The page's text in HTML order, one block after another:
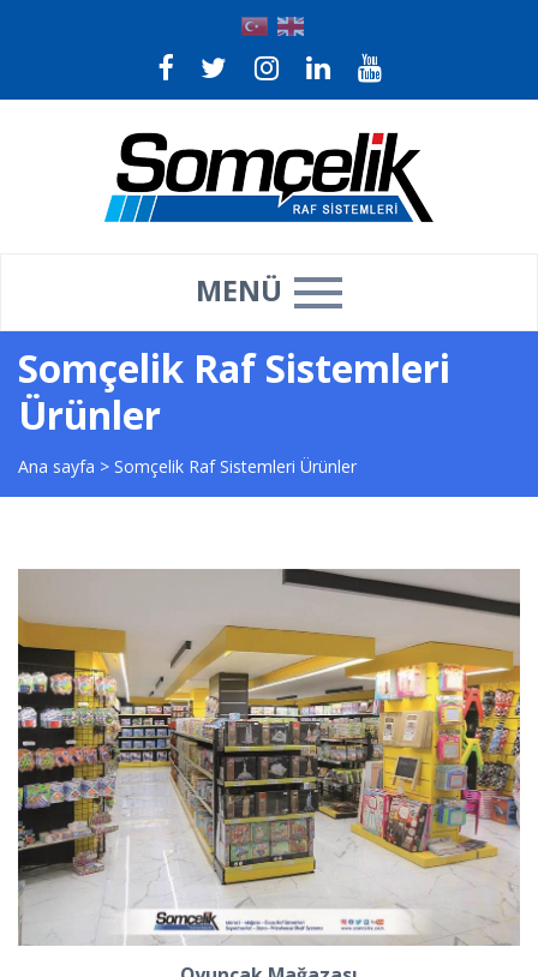
MENÜ
Somçelik Raf Sistemleri
Ürünler
Ana sayfa > Somçelik Raf Sistemleri Ürünler